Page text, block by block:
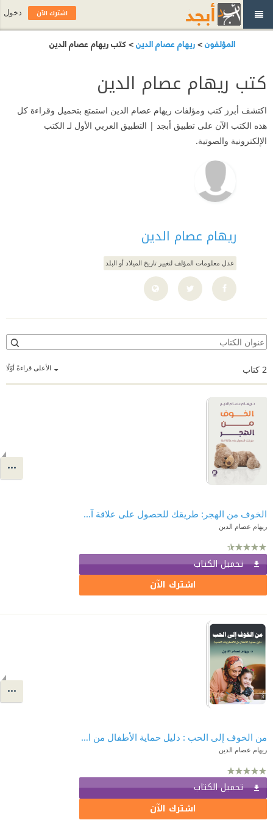
المؤلفون>ريهام عصام الدين> كتب ريهام عصام الدين
كتب ريهام عصام الدين
اكتشف أبرز كتب ومؤلفات ريهام عصام الدين استمتع بتحميل وقراءة كل
هذه الكتب الآن على تطبيق أبجد | التطبيق العربي الأول لـ الكتب
الإلكترونية والصوتية.
ريهام عصام الدين
عدل معلومات المؤلف لتغيير تاريخ الميلاد أو البلد
الأعلى قراءةً أوّلًا 2 كتاب
الخوف من الهجر: طريقك للحصول على علاقة آمنة
ريهام عصام الدين
تحميل الكتاب
اشترك الآن
من الخوف إلى الحب : دليل حماية الأطفال من الاضطرابات النفسية
ريهام عصام الدين
تحميل الكتاب
اشترك الآن
اشترك الآن دخول